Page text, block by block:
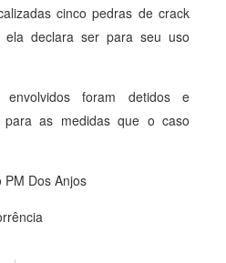
cinco pedras de crack
declara ser para seu uso
foram detidos e
para as medidas que o caso
PM Dos Anjos